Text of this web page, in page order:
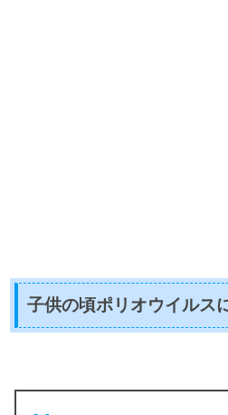
子供の頃ポリオウイルス